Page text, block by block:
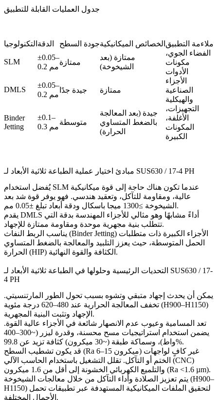
جدول العمليات القابلة للتطبيق
التكنولوجيا الدقة جودة السطحالخصائص الميكانيكية ملاءمة التطبيق
SLM
±0.05–
0.2 مم
ممتازة
ممتازة (بعد
الشيخوخة)
الفضاء الجوي،
مكونات
الأدوات
DMLS
±0.05–
0.2 مم
جيدة جدًا ممتازة
الأجزاء
الصناعية
والهيكلية
Binder
Jetting
±0.1–
0.3 مم
متوسطة
جيدة (بعد المعالجة
بالضغط المتساوي
الحرارة)
التجهيزات،
الأغلفة،
المكونات
الكبيرة
مبادئ اختيار عملية الطباعة ثلاثية الأبعاد لـ SUS630 / 17-4 PH
يُفضل استخدام SLM
عالية، ومقاومة للتآكل، وتعقيد هندسي. فهو يوفر قوة شد بعد
الشيخوخة ≥1300 ميجا باسكال ودقة أبعاد تبلغ ±0.05 مم.
DMLS
تتطلب بنية مجهرية موحدة ومقاومة ممتازة للإجهاد.
يناسب الربط النفاث (Binder Jetting)
الحمل المتوسطة، حيث يعزز التلبيد و المعالجة بالضغط المتساوي
الحرارة (HIP)
الكثافة والقوة النهائية.
التحديات الرئيسية وحلولها في الطباعة ثلاثية الأبعاد لـ SUS630 / 17-
4 PH
يمكن أن يحدث إجهاد متبقي وتشوه بسبب تحول الطور المارتنسيتي.
تخفف المعالجة الحرارية عند 480–620 درجة مئوية (H900–H1150)
الإجهاد وتثبت البنية المجهرية.
تعد المسامية وعيوب عدم الانصهار شائعة في الأجزاء عالية القوة.
يضمن استخدام استراتيجيات مسح محسنة، وقدرة ليزر (~300–400
واط)، وسماكة طبقة (~30 ميكرون) كثافة تزيد عن 99.8%.
قد يكون تشطيب السطح (Ra 6–15 ميكرون) غير كافٍ لواجهات
الختم أو التآكل. تقلل التشغيل باستخدام الحاسب الآلي (CNC)
و التلميع الكهربائي
الخشونة إلى أقل من 1.6 ميكرون (Ra <1.6 µm).
يتم تعزيز الصلادة وأداء التآكل من خلال معالجات الشيخوخة (H900–
H1150) لتحقيق الملفات الميكانيكية المستهدفة عبر تطبيقات تحمل
الأحمال المختلفة.